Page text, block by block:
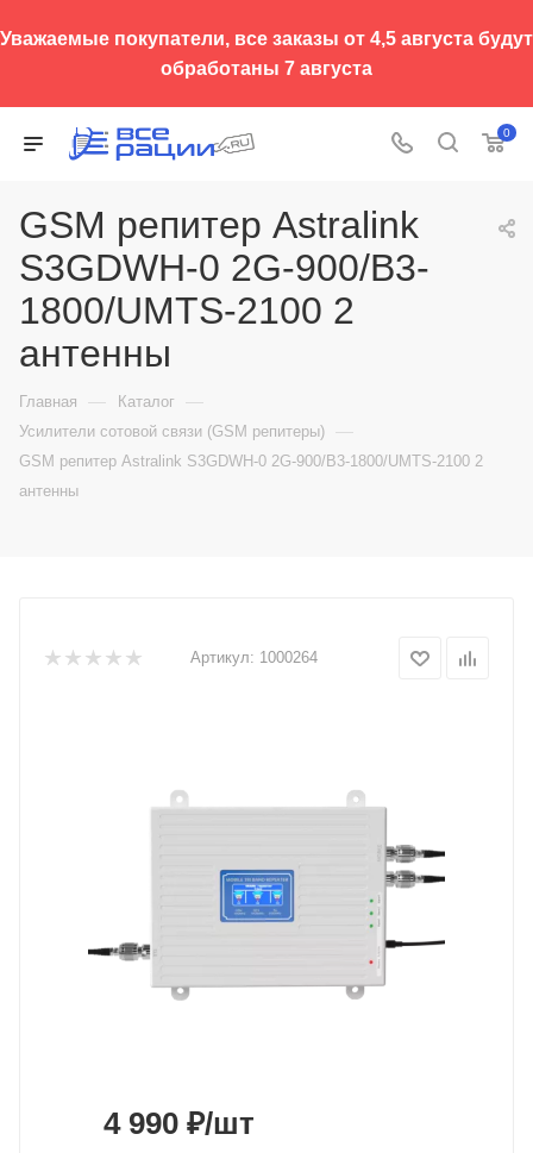
Уважаемые покупатели, все заказы от 4,5 августа будут
обработаны 7 августа
0
GSM репитер Astralink
S3GDWH-0 2G-900/B3-
1800/UMTS-2100 2
антенны
Главная — Каталог —
Усилители сотовой связи (GSM репитеры) —
GSM репитер Astralink S3GDWH-0 2G-900/B3-1800/UMTS-2100 2
антенны
Артикул: 1000264
4 990 ₽/шт